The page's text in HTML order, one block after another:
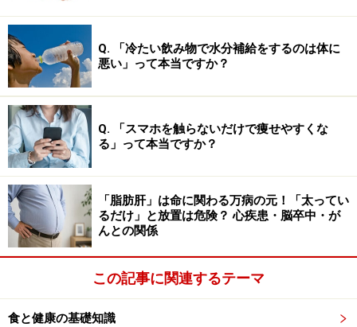
Q. 「冷たい飲み物で水分補給をするのは体に
悪い」って本当ですか？
Q. 「スマホを触らないだけで痩せやすくな
る」って本当ですか？
「脂肪肝」は命に関わる万病の元！「太ってい
るだけ」と放置は危険？ 心疾患・脳卒中・が
んとの関係
この記事に関連するテーマ
食と健康の基礎知識